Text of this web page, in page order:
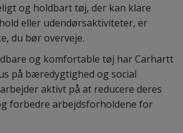
og holdbart tøj, der kan klare
eller udendørsaktiviteter, er
du bør overveje.
og komfortable tøj har Carhartt
på bæredygtighed og social
aktivt på at reducere deres
forbedre arbejdsforholdene for